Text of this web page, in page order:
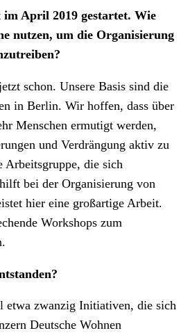
im April 2019 gestartet. Wie
nutzen, um die Organisierung
schon. Unsere Basis sind die
in Berlin. Wir hoffen, dass über
Menschen ermutigt werden,
und Verdrängung aktiv zu
Arbeitsgruppe, die sich
bei der Organisierung von
hier eine großartige Arbeit.
Workshops zum
etwa zwanzig Initiativen, die sich
Deutsche Wohnen